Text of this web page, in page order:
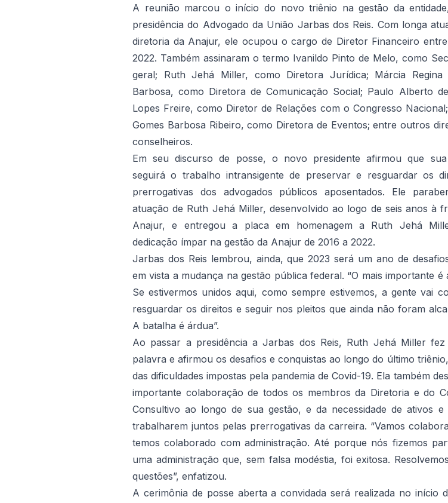
A reunião marcou o início do novo triênio na gestão da
presidência do Advogado da União Jarbas dos Reis. Com longa
diretoria da Anajur, ele ocupou o cargo de Diretor Financeiro
2022. Também assinaram o termo Ivanildo Pinto de Melo, como
geral; Ruth Jehá Miller, como Diretora Jurídica; Márcia Regina
Barbosa, como Diretora de Comunicação Social; Paulo Alberto
Lopes Freire, como Diretor de Relações com o Congresso Nacional;
Gomes Barbosa Ribeiro, como Diretora de Eventos;entre outros
conselheiros.
Em seu discurso de posse, o novo presidente afirmou que sua
seguirá o trabalho intransigente de preservar e resguardar os
prerrogativas dos advogados públicos aposentados. Ele
atuação de Ruth Jehá Miller, desenvolvido ao logo de seis anos à
Anajur, e entregou a placa em homenagem a Ruth Jehá
dedicação ímpar na gestão da Anajur de 2016 a 2022.
Jarbas dos Reis lembrou, ainda, que 2023 será um ano de
em vista a mudança na gestão pública federal. “O mais importante é
Se estivermos unidos aqui, como sempre estivemos, a gente vai
resguardar os direitos e seguir nos pleitos que ainda não foram
A batalha é árdua”.
Ao passar a presidência a Jarbas dos Reis, Ruth Jehá Miller
palavra e afirmou os desafios e conquistas ao longo do último
das dificuldades impostas pela pandemia de Covid-19. Ela também
importante colaboração de todos os membros da Diretoria e do
Consultivo ao longo de sua gestão, e da necessidade de ativos e
trabalharem juntos pelas prerrogativas da carreira. “Vamos
temos colaborado com administração. Até porque nós fizemos
uma administração que, sem falsa modéstia, foi exitosa.
questões”, enfatizou.
A cerimônia de posse aberta a convidada será realizada no início